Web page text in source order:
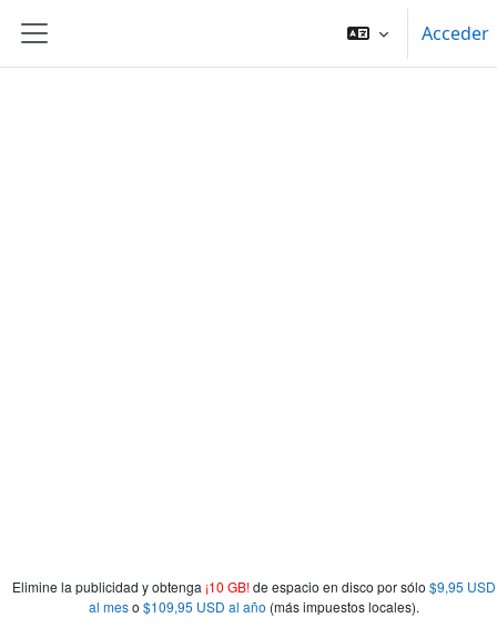
Elimine la publicidad y obtenga ¡10 GB!de espacio en disco por sólo $9,95 USD
al meso $109,95 USD al año (más impuestos locales).
Panel lateral
Acceder